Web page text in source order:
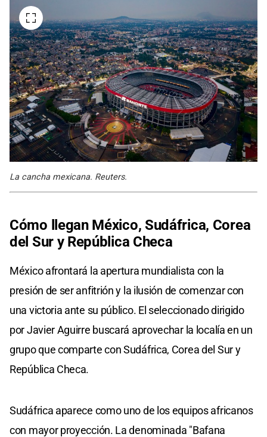
La cancha mexicana. Reuters.
Cómo llegan México, Sudáfrica, Corea
del Sur y República Checa
México afrontará la apertura mundialista con la
presión de ser anfitrión y la ilusión de comenzar con
una victoria ante su público. El seleccionado dirigido
por Javier Aguirre buscará aprovechar la localía en un
grupo que comparte con Sudáfrica, Corea del Sur y
República Checa.
Sudáfrica aparece como uno de los equipos africanos
con mayor proyección. La denominada "Bafana